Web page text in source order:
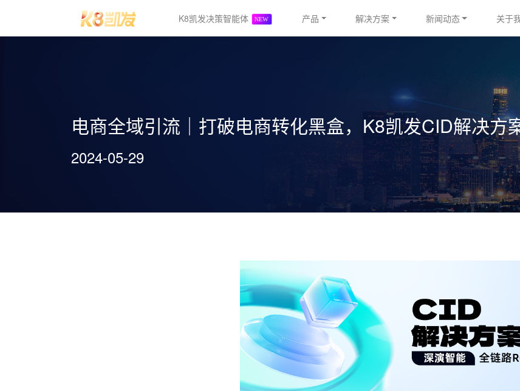
K8凯发决策智能体 产品 解决方案 新闻动态 关于
电商全域引流｜打破电商转化黑盒，K8凯发CID解决方
2024-05-29